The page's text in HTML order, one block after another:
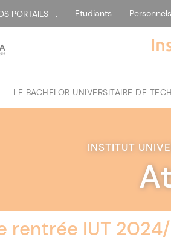
PORTAILS : Etudiants Personnels
LE BACHELOR UNIVERSITAIRE DE
INSTITUT
rentrée IUT